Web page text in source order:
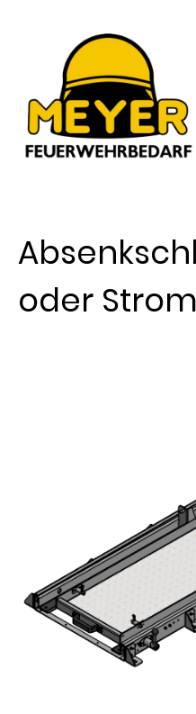
oder